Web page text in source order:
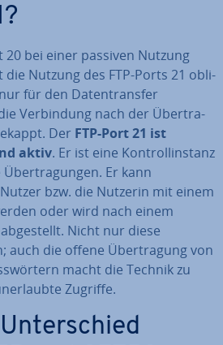
20 bei einer passiven Nutzung
Nutzung des FTP-Ports 21 ob­li­
für den Da­ten­trans­fer
Ver­bin­dung nach der Über­tra­
Der FTP-Port 21 ist
aktiv. Er ist eine Kon­troll­in­stanz
Er kann
bzw. die Nutzerin mit einem
oder wird nach einem
Nicht nur diese
auch die offene Über­tra­gung von
macht die Technik zu
Zugriffe.